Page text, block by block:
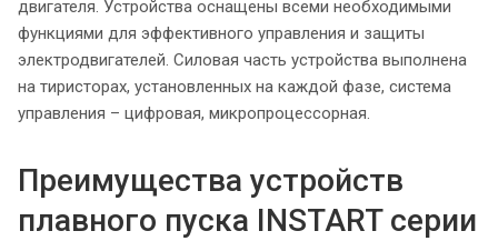
двигателя. Устройства оснащены всеми необходимыми
функциями для эффективного управления и защиты
электродвигателей. Силовая часть устройства выполнена
на тиристорах, установленных на каждой фазе, система
управления – цифровая, микропроцессорная.
Преимущества устройств
плавного пуска INSTART серии